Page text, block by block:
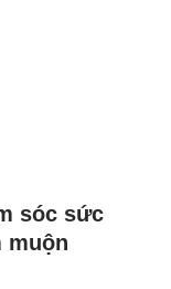
sóc sức
muộn